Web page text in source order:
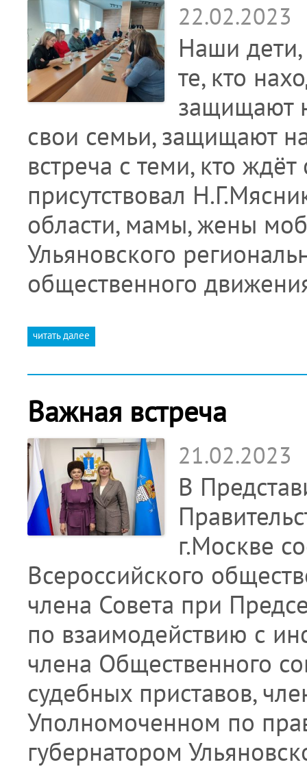
22.02.2023
Наши
те, кто
защищают
свои семьи, защищают
встреча с теми, кто
присутствовал
области, мамы, жены
Ульяновского
общественного
читать далее
Важная встреча
21.02.2023
В
г.Москве
Всероссийского
члена Совета при
по взаимодействию с
члена Общественного
судебных приставов,
Уполномоченном по
губернатором